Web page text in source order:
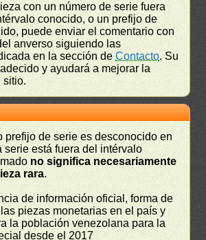
con un número de serie fuera
conocido, o un prefijo de
puede enviar el comentario con
anverso siguiendo las
en la sección deContacto. Su
y ayudará a mejorar la
sitio.
prefijo de serie es desconocido en
serie está fuera del intérvalo
no significa necesariamente
rara.
de información oficial, forma de
piezas monetarias en el país y
la población venezolana para la
desde el 2017